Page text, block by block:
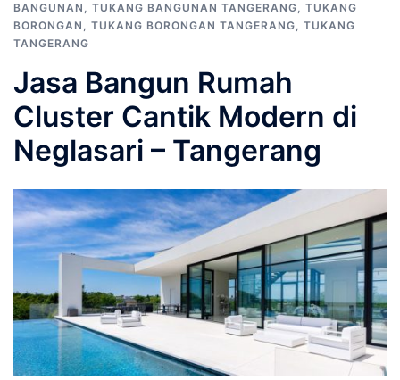
BANGUNAN , TUKANG BANGUNAN TANGERANG, TUKANG
BORONGAN , TUKANG BORONGAN TANGERANG, TUKANG
TANGERANG
Jasa Bangun Rumah
Cluster Cantik Modern di
Neglasari – Tangerang